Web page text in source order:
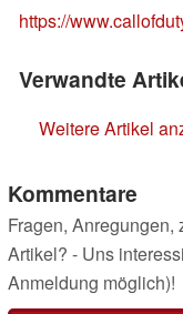
https://
Verwandte
Weitere Artikel
Kommentare
Fragen,
Artikel? - Uns
Anmeldung möglich)!